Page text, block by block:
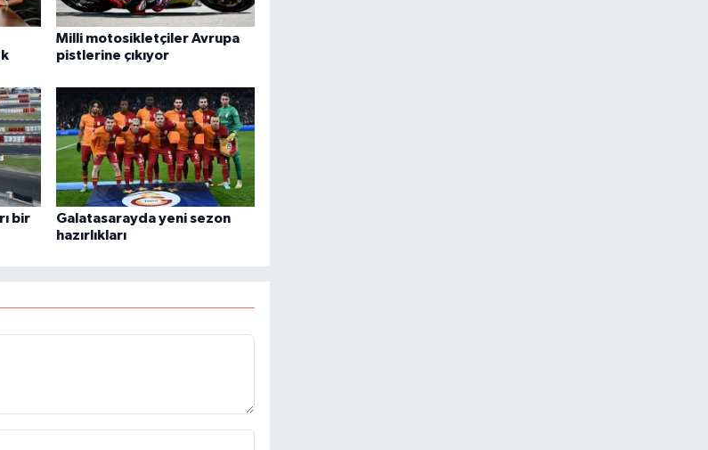
Milli motosikletçiler Avrupa
pistlerine çıkıyor
bir
Galatasarayda yeni sezon
hazırlıkları